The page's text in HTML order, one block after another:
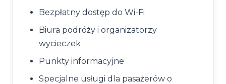
Bezpłatny dostęp do Wi-Fi
Biura podróży i organizatorzy
wycieczek
Punkty informacyjne
Specjalne usługi dla pasażerów o